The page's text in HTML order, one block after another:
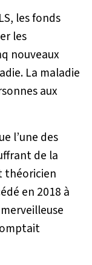
les fonds
les
nouveaux
La maladie
aux
l’une des
de la
théoricien
en 2018 à